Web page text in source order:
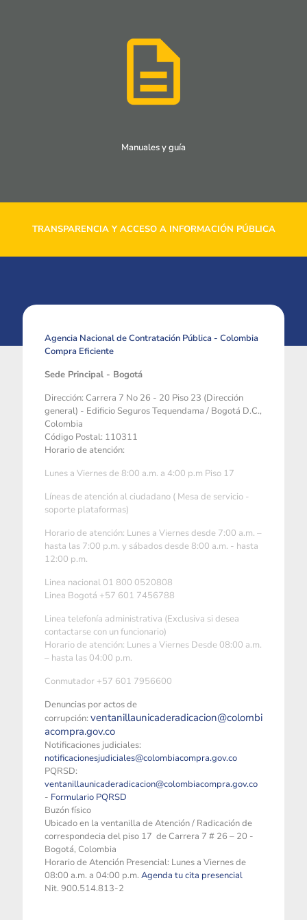
Manuales y guía
TRANSPARENCIA Y ACCESO A INFORMACIÓN PÚBLICA
Agencia Nacional de Contratación Pública - Colombia
Compra Eficiente
Sede Principal - Bogotá
Dirección: Carrera 7 No 26 - 20 Piso 23 (Dirección
general) - Edificio Seguros Tequendama / Bogotá D.C.,
Colombia
Código Postal: 110311
Horario de atención:
Lunes a Viernes de 8:00 a.m. a 4:00 p.m Piso 17
Líneas de atención al ciudadano ( Mesa de servicio -
soporte plataformas)
Horario de atención: Lunes a Viernes desde 7:00 a.m. –
hasta las 7:00 p.m. y sábados desde 8:00 a.m. - hasta
12:00 p.m.
Linea nacional 01 800 0520808
Linea Bogotá +57 601 7456788
Linea telefonía administrativa (Exclusiva si desea
contactarse con un funcionario)
Horario de atención: Lunes a Viernes Desde 08:00 a.m.
– hasta las 04:00 p.m.
Conmutador +57 601 7956600
Denuncias por actos de
corrupción: ventanillaunicaderadicacion@colombi
acompra.gov.co
Notificaciones judiciales:
notificacionesjudiciales@colombiacompra.gov.co
PQRSD:
ventanillaunicaderadicacion@colombiacompra.gov.co
- Formulario PQRSD
Buzón físico
Ubicado en la ventanilla de Atención / Radicación de
correspondecia del piso 17 de Carrera 7 # 26 – 20 -
Bogotá, Colombia
Horario de Atención Presencial: Lunes a Viernes de
08:00 a.m. a 04:00 p.m. Agenda tu cita presencial
Nit. 900.514.813-2